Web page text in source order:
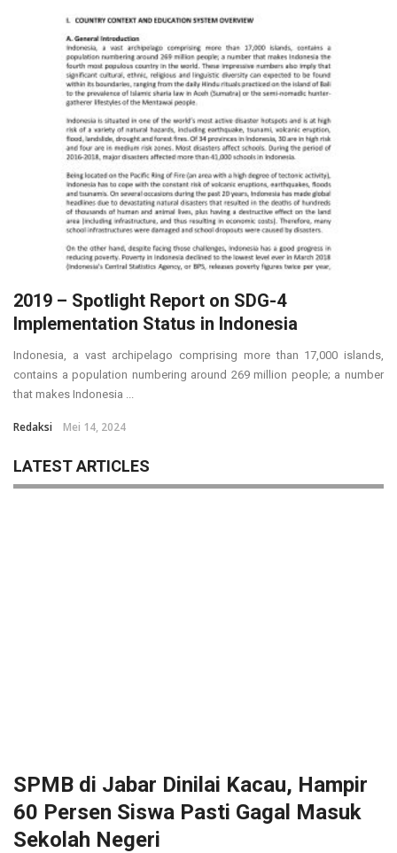
2019 – Spotlight Report on SDG-4
Implementation Status in Indonesia
Indonesia, a vast archipelago comprising more than 17,000 islands,
contains a population numbering around 269 million people; a number
that makes Indonesia ...
Redaksi Mei 14, 2024
LATEST ARTICLES
SPMB di Jabar Dinilai Kacau, Hampir
60 Persen Siswa Pasti Gagal Masuk
Sekolah Negeri